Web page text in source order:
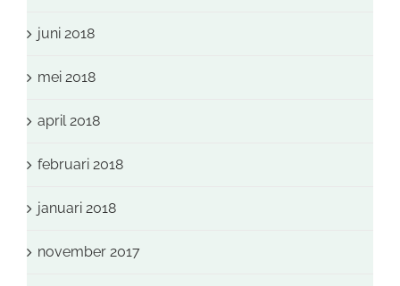
juni 2018
mei 2018
april 2018
februari 2018
januari 2018
november 2017